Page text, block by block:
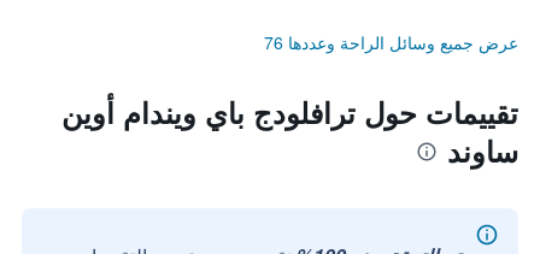
عرض جميع وسائل الراحة وعددها 76
تقييمات حول ترافلودج باي ويندام أوين
ساوند